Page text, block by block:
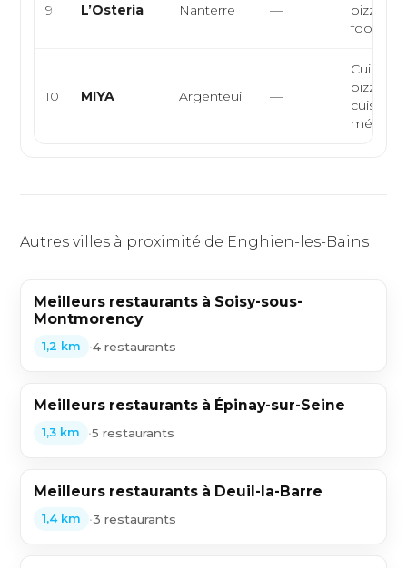
9 L’Osteria Nanterre —
pizzeria,
food-
10 MIYA Argenteuil —
Cuisine
pizzeria,
cuisine
Autres villes à proximité de Enghien-les-Bains
Meilleurs restaurants à Soisy-sous-
Montmorency
1,2 km •4 restaurants
Meilleurs restaurants à Épinay-sur-Seine
1,3 km •5 restaurants
Meilleurs restaurants à Deuil-la-Barre
1,4 km •3 restaurants